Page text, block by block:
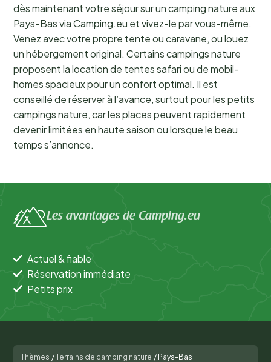
dès maintenant votre séjour sur un camping nature aux
Pays-Bas via Camping.eu et vivez-le par vous-même.
Venez avec votre propre tente ou caravane, ou louez
un hébergement original. Certains campings nature
proposent la location de tentes safari ou de mobil-
homes spacieux pour un confort optimal. Il est
conseillé de réserver à l’avance, surtout pour les petits
campings nature, car les places peuvent rapidement
devenir limitées en haute saison ou lorsque le beau
temps s’annonce.
Les avantages de Camping.eu
Actuel & fiable
Réservation immédiate
Petits prix
Thèmes /Terrains de camping nature / Pays-Bas